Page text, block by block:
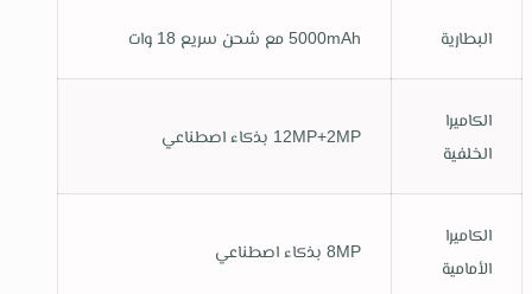
البطارية 5000mAh مع شحن سريع 18 وات
الكاميرا
الخلفية
12MP+2MP بذكاء اصطناعي
الكاميرا
الأمامية
8MP بذكاء اصطناعي